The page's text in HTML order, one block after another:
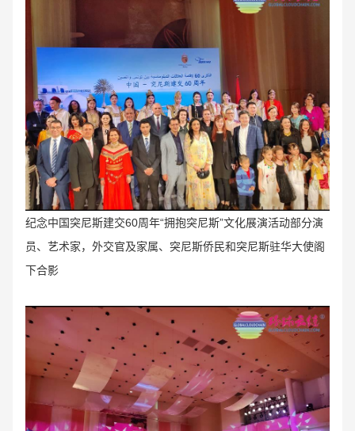
纪念中国突尼斯建交60周年“拥抱突尼斯”文化展演活动部分演
员、艺术家，外交官及家属、突尼斯侨民和突尼斯驻华大使阁
下合影